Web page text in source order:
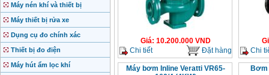
Máy nén khí và thiết bị
Máy thiết bị rửa xe
Dụng cụ đo chính xác
Thiết bị đo điện
Máy hút ẩm lọc khí
Giá: 10.200.000 VND
Chi tiết
Đặt hàng
Chi
Máy bơm Inline Veratti VR65-
Bơm